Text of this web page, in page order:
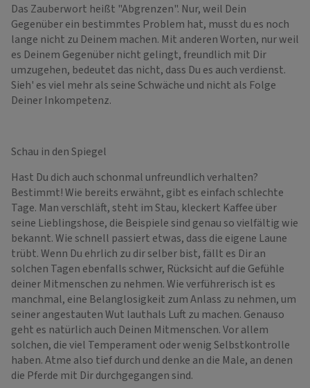
Das Zauberwort heißt "Abgrenzen". Nur, weil Dein
Gegenüber ein bestimmtes Problem hat, musst du es noch
lange nicht zu Deinem machen. Mit anderen Worten, nur weil
es Deinem Gegenüber nicht gelingt, freundlich mit Dir
umzugehen, bedeutet das nicht, dass Du es auch verdienst.
Sieh' es viel mehr als seine Schwäche und nicht als Folge
Deiner Inkompetenz.
Schau in den Spiegel
Hast Du dich auch schonmal unfreundlich verhalten?
Bestimmt! Wie bereits erwähnt, gibt es einfach schlechte
Tage. Man verschläft, steht im Stau, kleckert Kaffee über
seine Lieblingshose, die Beispiele sind genau so vielfältig wie
bekannt. Wie schnell passiert etwas, dass die eigene Laune
trübt. Wenn Du ehrlich zu dir selber bist, fällt es Dir an
solchen Tagen ebenfalls schwer, Rücksicht auf die Gefühle
deiner Mitmenschen zu nehmen. Wie verführerisch ist es
manchmal, eine Belanglosigkeit zum Anlass zu nehmen, um
seiner angestauten Wut lauthals Luft zu machen. Genauso
geht es natürlich auch Deinen Mitmenschen. Vor allem
solchen, die viel Temperament oder wenig Selbstkontrolle
haben. Atme also tief durch und denke an die Male, an denen
die Pferde mit Dir durchgegangen sind.